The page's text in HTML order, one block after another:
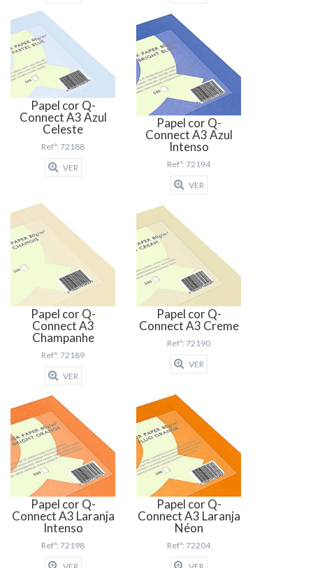
Papel cor Q-
Connect A3 Azul
Celeste
Refª: 72188
VER
Papel cor Q-
Connect A3 Azul
Intenso
Refª: 72194
VER
Papel cor Q-
Connect A3
Champanhe
Refª: 72189
VER
Papel cor Q-
Connect A3 Creme
Refª: 72190
VER
Papel cor Q-
Connect A3 Laranja
Intenso
Refª: 72198
Papel cor Q-
Connect A3 Laranja
Néon
Refª: 72204